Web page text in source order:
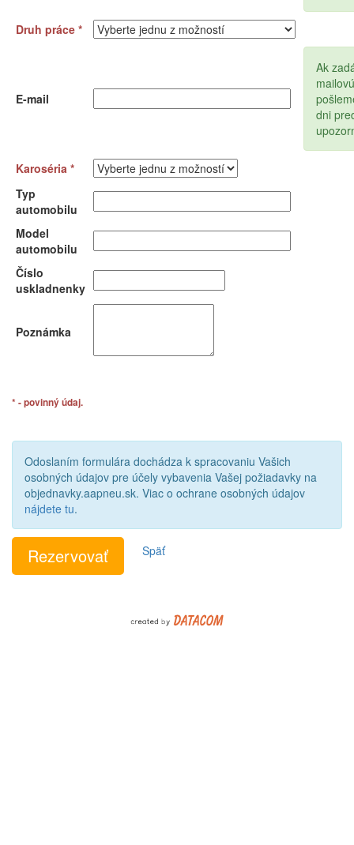
Druh práce *
E-mail
Ak
dni
Karoséria *
Typ
automobilu
Model
automobilu
Číslo
uskladnenky
Poznámka
* - povinný údaj.
Odoslaním formulára dochádza k spracovaniu Vašich
osobných údajov pre účely vybavenia Vašej požiadavky na
objednavky.aapneu.sk. Viac o ochrane osobných údajov
nájdete tu.
Späť